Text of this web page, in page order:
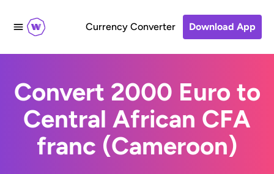
Currency Converter Download App
Convert 2000 Euro to
Central African CFA
franc (Cameroon)